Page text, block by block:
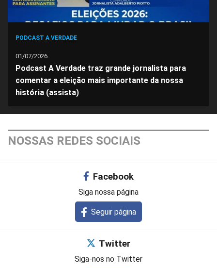
PODCAST A VERDADE
01/07/2026
Podcast A Verdade traz grande jornalista para
comentar a eleição mais importante da nossa
história (assista)
NOSSAS REDES SOCIAIS
Facebook
Siga nossa página
Seguir página
Twitter
Siga-nos no Twitter